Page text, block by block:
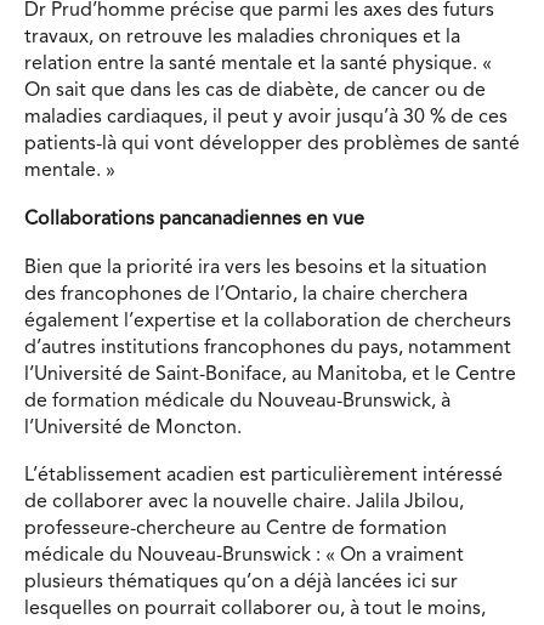
Dr Prud’homme précise que parmi les axes des futurs
travaux, on retrouve les maladies chroniques et la
relation entre la santé mentale et la santé physique. «
On sait que dans les cas de diabète, de cancer ou de
maladies cardiaques, il peut y avoir jusqu’à 30 % de ces
patients-là qui vont développer des problèmes de santé
mentale. »
Collaborations pancanadiennes en vue
Bien que la priorité ira vers les besoins et la situation
des francophones de l’Ontario, la chaire cherchera
également l’expertise et la collaboration de chercheurs
d’autres institutions francophones du pays, notamment
l’Université de Saint-Boniface, au Manitoba, et le Centre
de formation médicale du Nouveau-Brunswick, à
l’Université de Moncton.
L’établissement acadien est particulièrement intéressé
de collaborer avec la nouvelle chaire. Jalila Jbilou,
professeure-chercheure au Centre de formation
médicale du Nouveau-Brunswick : « On a vraiment
plusieurs thématiques qu’on a déjà lancées ici sur
lesquelles on pourrait collaborer ou, à tout le moins,